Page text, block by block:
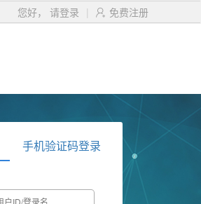
您好， 请登录 |  免费注册
手机验证码登录